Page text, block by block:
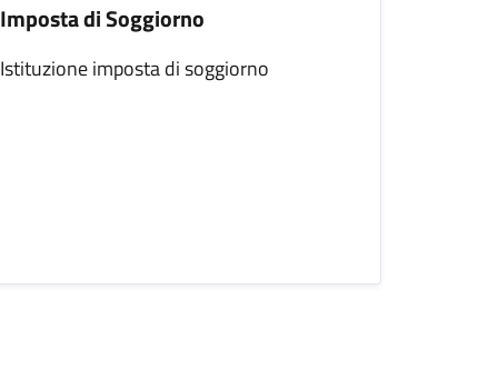
Imposta di Soggiorno
Istituzione imposta di soggiorno